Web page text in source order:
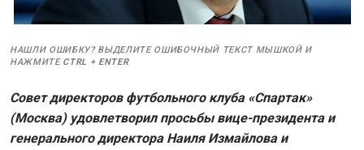
НАШЛИ ОШИБКУ? ВЫДЕЛИТЕ ОШИБОЧНЫЙ ТЕКСТ МЫШКОЙ И
НАЖМИТЕ CTRL + ENTER
Совет директоров футбольного клуба «Спартак»
(Москва) удовлетворил просьбы вице-президента и
генерального директора Наиля Измайлова и